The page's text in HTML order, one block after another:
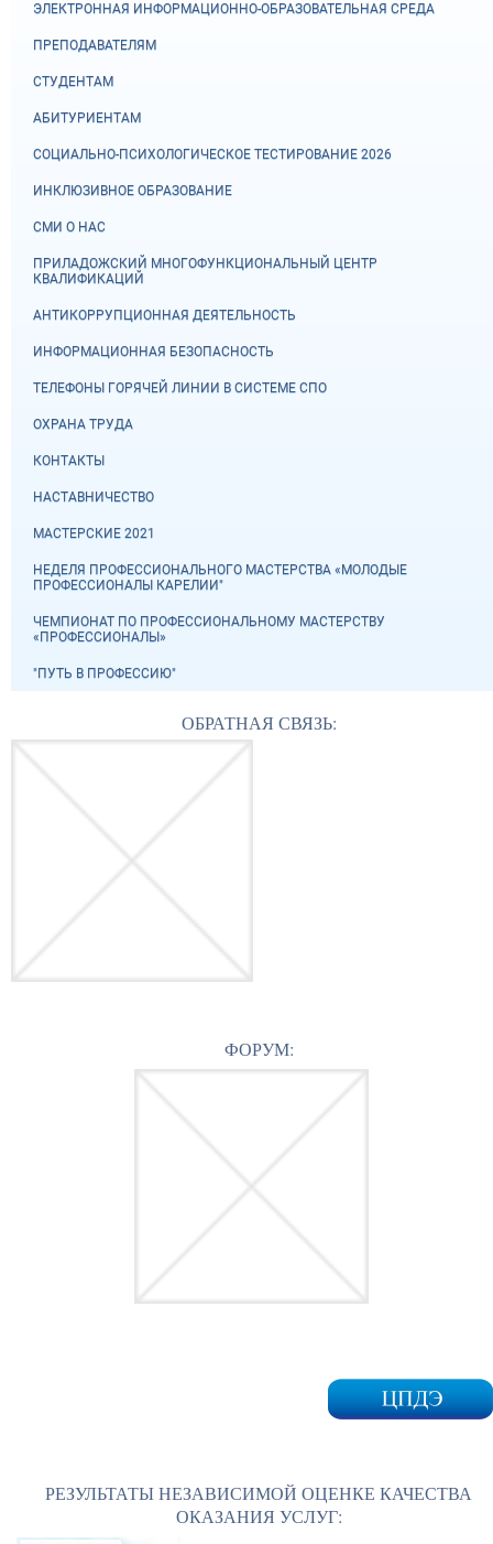
ЭЛЕКТРОННАЯ ИНФОРМАЦИОННО-ОБРАЗОВАТЕЛЬНАЯ СРЕДА
ПРЕПОДАВАТЕЛЯМ
СТУДЕНТАМ
АБИТУРИЕНТАМ
СОЦИАЛЬНО-ПСИХОЛОГИЧЕСКОЕ ТЕСТИРОВАНИЕ 2026
ИНКЛЮЗИВНОЕ ОБРАЗОВАНИЕ
СМИ О НАС
ПРИЛАДОЖСКИЙ МНОГОФУНКЦИОНАЛЬНЫЙ ЦЕНТР
КВАЛИФИКАЦИЙ
АНТИКОРРУПЦИОННАЯ ДЕЯТЕЛЬНОСТЬ
ИНФОРМАЦИОННАЯ БЕЗОПАСНОСТЬ
ТЕЛЕФОНЫ ГОРЯЧЕЙ ЛИНИИ В СИСТЕМЕ СПО
ОХРАНА ТРУДА
КОНТАКТЫ
НАСТАВНИЧЕСТВО
МАСТЕРСКИЕ 2021
НЕДЕЛЯ ПРОФЕССИОНАЛЬНОГО МАСТЕРСТВА «МОЛОДЫЕ
ПРОФЕССИОНАЛЫ КАРЕЛИИ"
ЧЕМПИОНАТ ПО ПРОФЕССИОНАЛЬНОМУ МАСТЕРСТВУ
«ПРОФЕССИОНАЛЫ»
"ПУТЬ В ПРОФЕССИЮ"
ОБРАТНАЯ СВЯЗЬ:
ФОРУМ:
РЕЗУЛЬТАТЫ НЕЗАВИСИМОЙ ОЦЕНКЕ КАЧЕСТВА
ОКАЗАНИЯ УСЛУГ: